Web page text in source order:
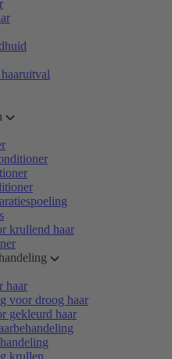
krullend haar
haar
voor droog haar
gekleurd haar
krullen